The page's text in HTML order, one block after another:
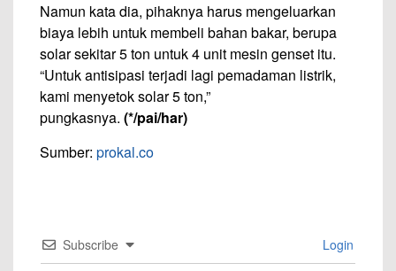
Namun kata dia, pihaknya harus mengeluarkan
biaya lebih untuk membeli bahan bakar, berupa
solar sekitar 5 ton untuk 4 unit mesin genset itu.
“Untuk antisipasi terjadi lagi pemadaman listrik,
kami menyetok solar 5 ton,”
pungkasnya. (*/pai/har)
Sumber: prokal.co
Subscribe Login